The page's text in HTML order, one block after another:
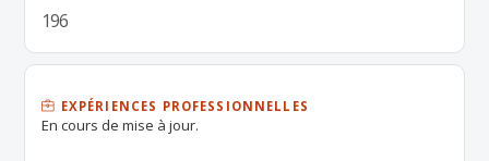
196
EXPÉRIENCES PROFESSIONNELLES
En cours de mise à jour.